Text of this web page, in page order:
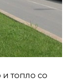
и топло со